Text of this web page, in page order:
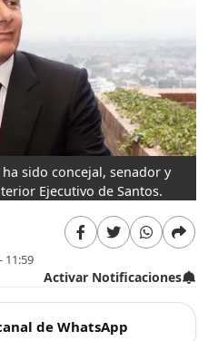
sido concejal, senador y
Ejecutivo de Santos.
11:59
Activar Notificaciones
de WhatsApp